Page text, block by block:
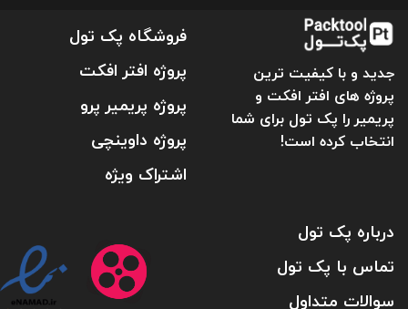
جدید و با کیفیت ترین
پروژه های افتر افکت و
پریمیر را پک تول برای شما
انتخاب کرده است!
فروشگاه پک تول
پروژه افتر افکت
پروژه پریمیر پرو
پروژه داوینچی
اشتراک ویژه
درباره پک تول
تماس با پک تول
سوالات متداول